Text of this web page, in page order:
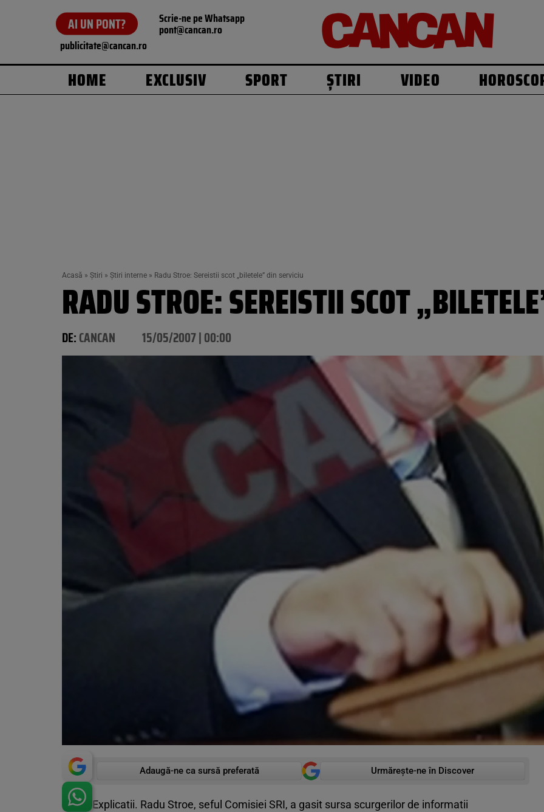
AI UN PONT? Scrie-ne pe Whatsapp
pont@cancan.ro
publicitate@cancan.ro
HOME EXCLUSIV SPORT ȘTIRI VIDEO
Acasă » Știri » Știri interne » Radu Stroe: Sereistii scot „biletele” din serviciu
RADU STROE: SEREISTII SCOT
DE:CANCAN 15/05/2007 | 00:00
Adaugă-ne ca sursă preferată Urmărește-ne în Discover
Explicatii. Radu Stroe, seful Comisiei SRI, a gasit sursa scurgerilor de informatii